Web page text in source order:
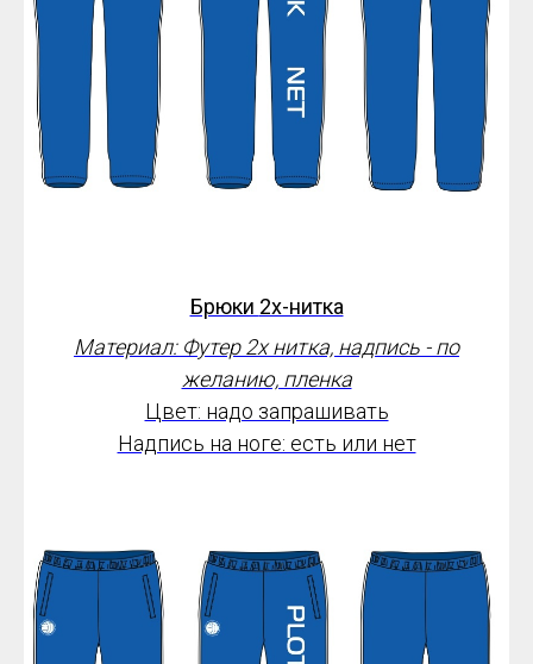
Брюки 2х-нитка
Материал: Футер 2х нитка, надпись - по
желанию, пленка
Цвет: надо запрашивать
Надпись на ноге: есть или нет